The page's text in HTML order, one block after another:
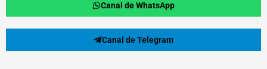
Canal de WhatsApp
Canal de Telegram